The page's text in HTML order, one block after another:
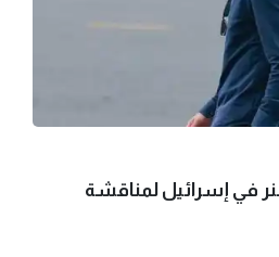
في إسرائيل لمناقشة